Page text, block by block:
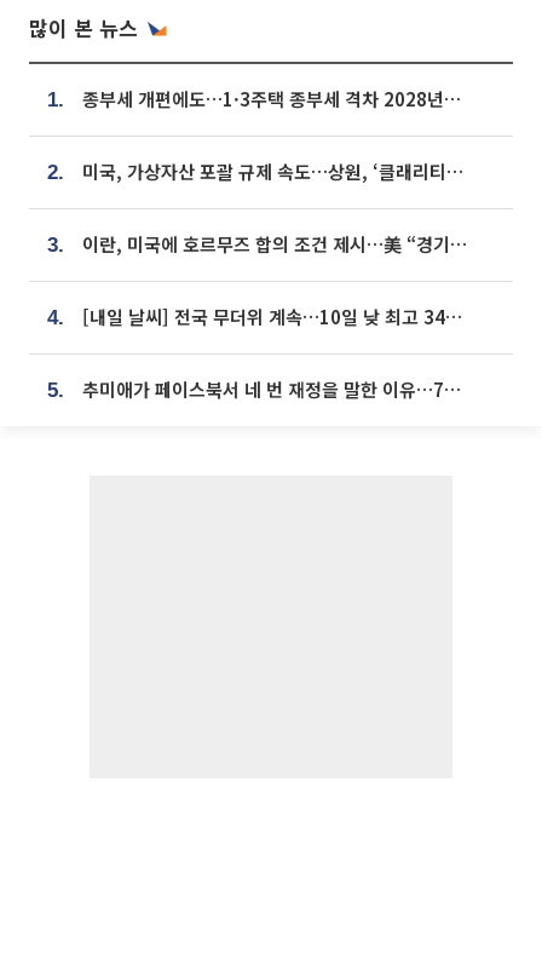
많이 본 뉴스
1. 종부세 개편에도…1·3주택 종부세 격차 2028년부터 확대
2. 미국, 가상자산 포괄 규제 속도…상원, ‘클래리티법’ 9월 절차투표 추진
3. 이란, 미국에 호르무즈 합의 조건 제시…美 “경기 아직 안 끝나” [종합]
4. [내일 날씨] 전국 무더위 계속…10일 낮 최고 34도 육박
5. 추미애가 페이스북서 네 번 재정을 말한 이유…7700억 추경 열쇠는 도의회에